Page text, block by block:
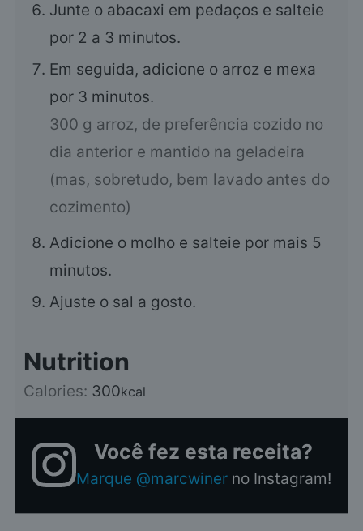
Junte o abacaxi em pedaços e salteie
por 2 a 3 minutos.
Em seguida, adicione o arroz e mexa
por 3 minutos.
300 g arroz, de preferência cozido no
dia anterior e mantido na geladeira
(mas, sobretudo, bem lavado antes do
cozimento)
Adicione o molho e salteie por mais 5
minutos.
Ajuste o sal a gosto.
Nutrition
Calories: 300kcal
Você fez esta receita?
Marque @marcwinerno Instagram!